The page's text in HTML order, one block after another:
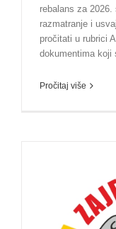
rebalans za
razmatranje i
pročitati u rubrici
dokumentima koji
Pročitaj više